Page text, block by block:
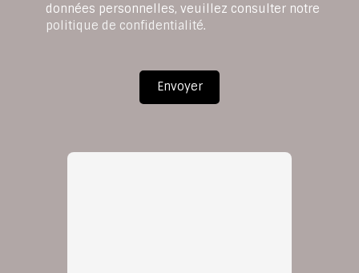
données personnelles, veuillez consulter notre
politique de confidentialité.
Envoyer